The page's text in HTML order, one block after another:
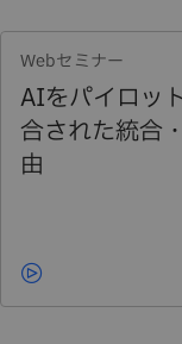
Webセミナー